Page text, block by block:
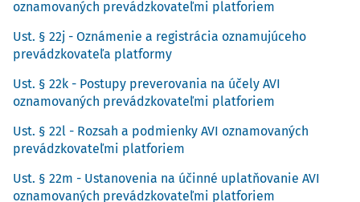
povinnosť implementovať všetky členské štáty a pravidlá budú
Na podnikateľské prostredie budú mať vplyv sankcie za nesplnenie
povinností prevádzkovateľom platforiem, ktoré zohľadňujú splnenie
požiadavky smernice Rady a sú stanovené tak, aby boli primerané,
závažnosť nesplnenej povinnosti, či ide o nesplnenie niektorej z
oznamovacích povinností, o nesplnenie registračnej povinnosti alebo
neplnenie povinností týkajúcich sa postupov preverovania. Za
nesplnenie oznamovacej povinnosti uloží daňový úrad
oznamovaných prevádzkovateľmi platforiem
Ust. § 22j - Oznámenie a registrácia oznamujúceho
prevádzkovateľa platformy
Ust. § 22k - Postupy preverovania na účely AVI
oznamovaných prevádzkovateľmi platforiem
Ust. § 22l - Rozsah a podmienky AVI oznamovaných
prevádzkovateľmi platforiem
Ust. § 22m - Ustanovenia na účinné uplatňovanie AVI
oznamovaných prevádzkovateľmi platforiem